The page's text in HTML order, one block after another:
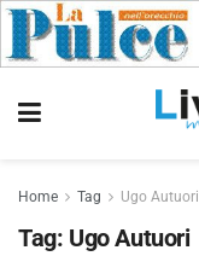
Home Tag Ugo Autuori
Tag: Ugo Autuori